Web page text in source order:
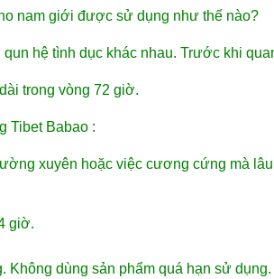
nam giới được sử dụng như thế nào?
hệ tình dục khác nhau. Trước khi
trong vòng 72 giờ.
Tibet Babao :
xuyên hoặc việc cương cứng mà
giờ.
dùng sản phẩm quá hạn sử dụng.